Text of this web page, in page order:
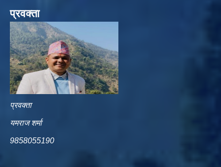
प्रवक्ता
प्रवक्ता
यमराज शर्मा
9858055190